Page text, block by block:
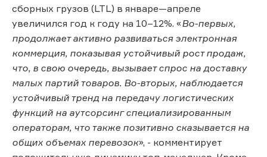
сборных грузов (LTL) в январе—апреле
увеличился год к году на 10–12%. «Во-первых,
продолжает активно развиваться электронная
коммерция, показывая устойчивый рост продаж,
что, в свою очередь, вызывает спрос на доставку
малых партий товаров. Во-вторых, наблюдается
устойчивый тренд на передачу логистических
функций на аутсорсинг специализированным
операторам, что также позитивно сказывается на
общих объемах перевозок», - комментирует